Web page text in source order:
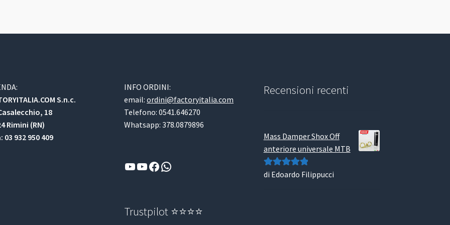
S.n.c.
18
Rimini (RN)
03 932 950 409
INFO ORDINI:
email:ordini@factoryitalia.com
Telefono: 0541.646270
Whatsapp: 378.0879896
YouTube
YouTube
Facebook
WhatsApp
Trustpilot ⭐⭐⭐⭐
Recensioni recenti
Mass Damper Shox Off
anteriore universale MTB
Valutato5su
di Edoardo Filippucci